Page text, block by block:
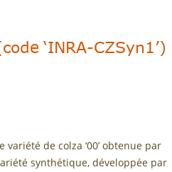
‘INRA-CZSyn1’)
variété de colza ‘00’ obtenue par
synthétique, développée par